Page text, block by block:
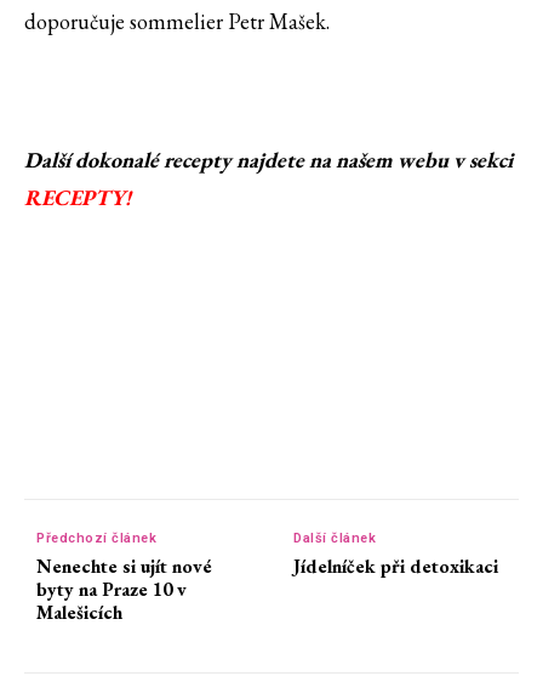
doporučuje sommelier Petr Mašek.
Další dokonalé recepty najdete na našem webu v sekci
RECEPTY!
Předchozí článek
Nenechte si ujít nové
byty na Praze 10 v
Malešicích
Další článek
Jídelníček při detoxikaci